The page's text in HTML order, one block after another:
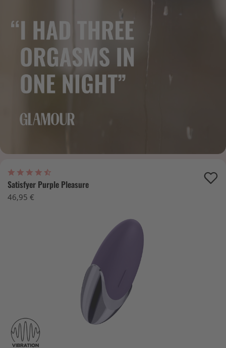
Satisfyer Purple Pleasure
46,95 €